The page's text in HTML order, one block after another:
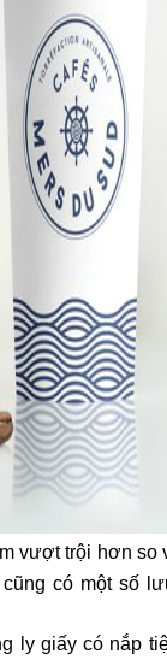
vượt trội hơn so
có một số
ly giấy có nắp